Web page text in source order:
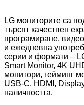
LG мониторите са
търсят качествен
програмиране,
и ежедневна
серии и формати –
Smart Monitor, 4K
монитори, гейминг
USB-C, HDMI,
наличността.